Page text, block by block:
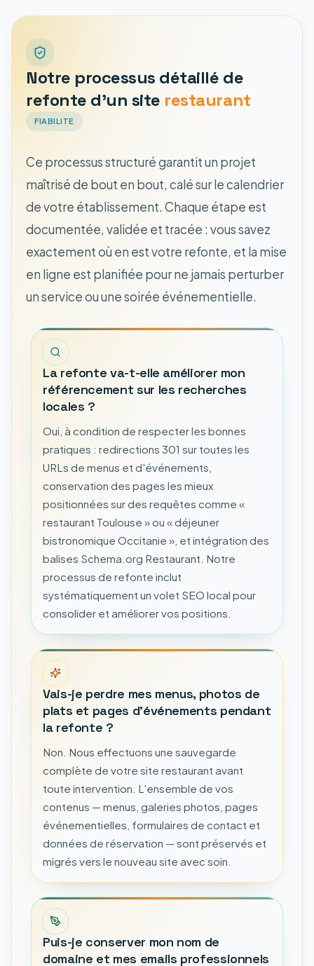
Notre processus détaillé de
refonte d'un site restaurant
FIABILITE
Ce processus structuré garantit un projet
maîtrisé de bout en bout, calé sur le calendrier
de votre établissement. Chaque étape est
documentée, validée et tracée : vous savez
exactement où en est votre refonte, et la mise
en ligne est planifiée pour ne jamais perturber
un service ou une soirée événementielle.
La refonte va-t-elle améliorer mon
référencement sur les recherches
locales ?
Oui, à condition de respecter les bonnes
pratiques : redirections 301 sur toutes les
URLs de menus et d'événements,
conservation des pages les mieux
positionnées sur des requêtes comme «
restaurant Toulouse » ou « déjeuner
bistronomique Occitanie », et intégration des
balises Schema.org Restaurant. Notre
processus de refonte inclut
systématiquement un volet SEO local pour
consolider et améliorer vos positions.
Vais-je perdre mes menus, photos de
plats et pages d'événements pendant
la refonte ?
Non. Nous effectuons une sauvegarde
complète de votre site restaurant avant
toute intervention. L'ensemble de vos
contenus — menus, galeries photos, pages
événementielles, formulaires de contact et
données de réservation — sont préservés et
migrés vers le nouveau site avec soin.
Puis-je conserver mon nom de
domaine et mes emails professionnels